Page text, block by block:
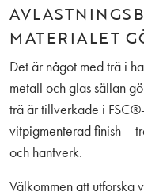
MATERIALET
Det är något med trä i
metall och glas sällan
trä är tillverkade i
vitpigmenterad finish –
och hantverk.
Välkommen att utforska